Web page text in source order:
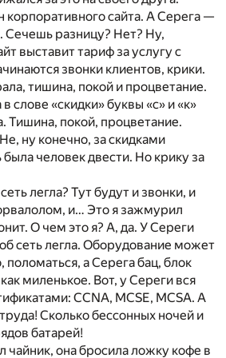
корпоративного сайта. А Серега —
Сечешь разницу? Нет? Ну,
выставит тариф за услугу с
звонки клиентов, крики.
тишина, покой и процветание.
слове «скидки» буквы «с» и «к»
Тишина, покой, процветание.
ну конечно, за скидками
человек двести. Но крику за
легла? Тут будут и звонки, и
и… Это я зажмурил
О чем это я? А, да. У Сереги
сеть легла. Оборудование может
поломаться, а Серега бац, блок
миленькое. Вот, у Сереги вся
ССNA, MCSE, MCSA. А
Сколько бессонных ночей и
батарей!
чайник, она бросила ложку кофе в